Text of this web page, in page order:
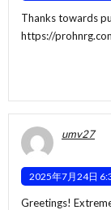
Thanks towards
https://
umv27
2025年7月24日
Greetings!